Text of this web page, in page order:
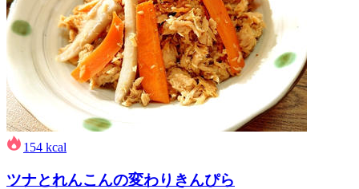
154 kcal
ツナとれんこんの変わりきんぴら